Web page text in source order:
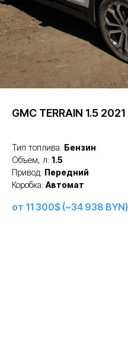
GMC TERRAIN 1.5 2021
Тип топлива: Бензин
Объем, л: 1.5
Привод: Передний
Коробка: Автомат
от 11 300$ (~34 938 BYN)